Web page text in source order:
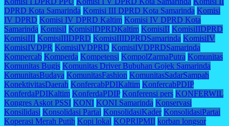
DPRD Kota Samarinda Komisi III DPRD Kota Samarinda Komisi
IV DPRD Komisi IV DPRD Kaltim Komisi IV DPRD Kota
Samarinda KomisiI KomisiIDPRDKaltim KomisiII KomisiIIDPRD
KomisiIII KomisiIIIDPRD KomisiIIIDPRDSamarinda KomisiIV
KomisiIVDPR KomisiIVDPRD KomisiIVDPRDSamarinda
Kompercab Komperda Kompetensi KompolZarmaPutra Komunitas
Komunitas Bugis Komunitas Driver Bubuhan Gojek Samarinda
KomunitasBudaya KomunitasFashion KomunitasSadarSampah
KonektivitasDaerah KonfercabPDIKaltim KonfercabPDIP
KonferdaPDIKaltim KonferdaPDIP Konferensi pers KONFERWIL
Kongres Askot PSSI KONI KONI Samarinda Konservasi
Konsilidasi Konsolidasi Partai KonsolidasiKader KonsolidasiPartai
Koperasi Merah Putih Kopi lokal KOPRIPMII korban longsor